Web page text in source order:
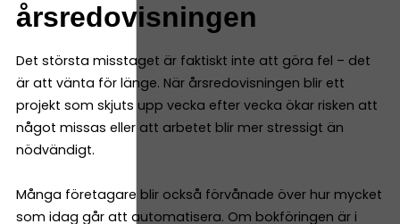
årsredovisningen
Det största misstaget är faktiskt inte att göra fel – det
är att vänta för länge. När årsredovisningen blir ett
projekt som skjuts upp vecka efter vecka ökar risken att
något missas eller att arbetet blir mer stressigt än
nödvändigt.
Många företagare blir också förvånade över hur mycket
som idag går att automatisera. Om bokföringen är i